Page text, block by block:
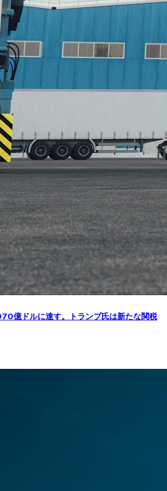
億ドルに達す。トランプ氏は新たな関税